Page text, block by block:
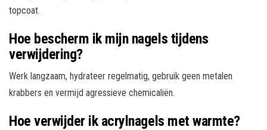
topcoat.
Hoe bescherm ik mijn nagels tijdens
verwijdering?
Werk langzaam, hydrateer regelmatig, gebruik geen metalen
krabbers en vermijd agressieve chemicaliën.
Hoe verwijder ik acrylnagels met warmte?